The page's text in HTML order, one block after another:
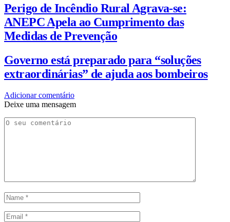
Perigo de Incêndio Rural Agrava-se:
ANEPC Apela ao Cumprimento das
Medidas de Prevenção
Governo está preparado para “soluções
extraordinárias” de ajuda aos bombeiros
Adicionar comentário
Deixe uma mensagem